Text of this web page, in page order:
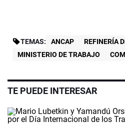
TEMAS: ANCAP
REFINERÍA
MINISTERIO DE TRABAJO
TE PUEDE INTERESAR